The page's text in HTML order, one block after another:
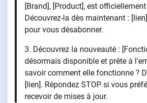
[Brand], [Product], est
Découvrez-la dès maintenant :
pour vous désabonner.
3. Découvrez la nouveauté :
désormais disponible et prête à
savoir comment elle fonctionne ?
[lien]. Répondez STOP si vous
recevoir de mises à jour.